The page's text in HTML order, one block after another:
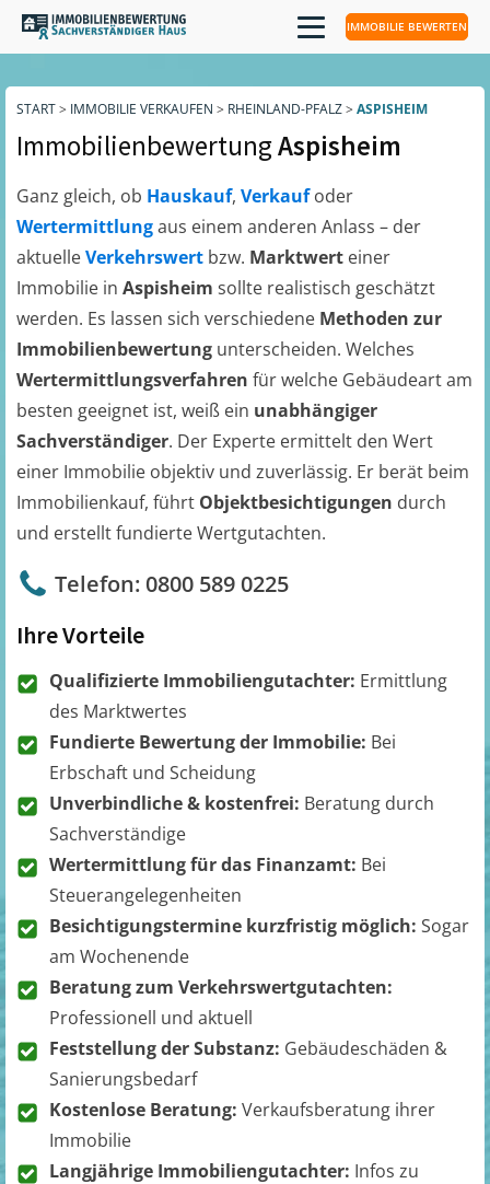
IMMOBILIE BEWERTEN
START> IMMOBILIE VERKAUFEN > RHEINLAND-PFALZ> ASPISHEIM
ImmobilienbewertungAspisheim
Ganz gleich, ob Hauskauf, Verkaufoder
Wertermittlungaus einem anderen Anlass – der
aktuelleVerkehrswert bzw. Marktwert einer
Immobilie in Aspisheim sollte realistisch geschätzt
werden. Es lassen sich verschiedene Methoden zur
Immobilienbewertung unterscheiden. Welches
Wertermittlungsverfahren für welche Gebäudeart am
besten geeignet ist, weiß ein unabhängiger
Sachverständiger. Der Experte ermittelt den Wert
einer Immobilie objektiv und zuverlässig. Er berät beim
Immobilienkauf, führt Objektbesichtigungen durch
und erstellt fundierte Wertgutachten.
Telefon: 0800 589 0225
Ihre Vorteile
Qualifizierte Immobiliengutachter: Ermittlung
des Marktwertes
Fundierte Bewertung der Immobilie: Bei
Erbschaft und Scheidung
Unverbindliche & kostenfrei: Beratung durch
Sachverständige
Wertermittlung für das Finanzamt: Bei
Steuerangelegenheiten
Besichtigungstermine kurzfristig möglich: Sogar
am Wochenende
Beratung zum Verkehrswertgutachten:
Professionell und aktuell
Feststellung der Substanz: Gebäudeschäden &
Sanierungsbedarf
Kostenlose Beratung: Verkaufsberatung ihrer
Immobilie
Langjährige Immobiliengutachter: Infos zu